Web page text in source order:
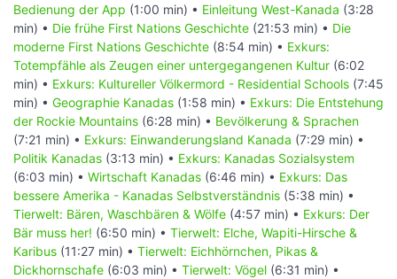
Bedienung der App (1:00 min) • Einleitung West-Kanada (3:28
min) • Die frühe First Nations Geschichte (21:53 min) • Die
moderne First Nations Geschichte (8:54 min) • Exkurs:
Totempfähle als Zeugen einer untergegangenen Kultur (6:02
min) • Exkurs: Kultureller Völkermord - Residential Schools (7:45
min) • Geographie Kanadas (1:58 min) • Exkurs: Die Entstehung
der Rockie Mountains (6:28 min) • Bevölkerung & Sprachen
(7:21 min) • Exkurs: Einwanderungsland Kanada (7:29 min) •
Politik Kanadas (3:13 min) • Exkurs: Kanadas Sozialsystem
(6:03 min) • Wirtschaft Kanadas (6:46 min) • Exkurs: Das
bessere Amerika - Kanadas Selbstverständnis (5:38 min) •
Tierwelt: Bären, Waschbären & Wölfe (4:57 min) • Exkurs: Der
Bär muss her! (6:50 min) • Tierwelt: Elche, Wapiti-Hirsche &
Karibus (11:27 min) • Tierwelt: Eichhörnchen, Pikas &
Dickhornschafe (6:03 min) • Tierwelt: Vögel (6:31 min) •